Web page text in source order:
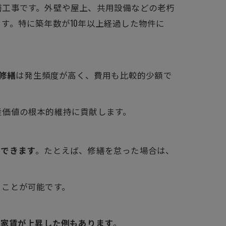
事です。外壁や屋上、共用設備などの老朽
。特に築年数が10年以上経過した物件に
繕は発生頻度が高く、費用も比較的少額で
値の根本的維持に貢献します。
きます。たとえば、修繕を怠った場合は、
とが可能です。
賃が上昇した例もあります。